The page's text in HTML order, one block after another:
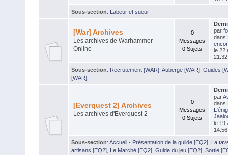
Sous-section: Labeur et sueur
[War] Archives
Les archives de Warhammer
Online
0
Messages
0 Sujets
par
dans
le 22
Sous-section: Recrutement [WAR] Auberge [WAR] Guides
[WAR]
[Everquest 2] Archives
Les archives d'Everquest 2
0
Messages
0 Sujets
par
dans
le 19
Sous-section: Accueil - Présentation de la guilde [EQ2] La
artisans [EQ2] Le Marché [EQ2] Guide du jeu [EQ2] Sortie